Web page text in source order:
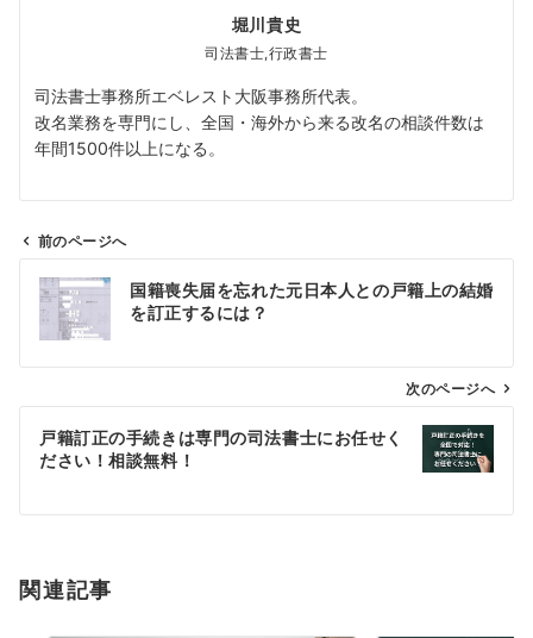
堀川貴史
司法書士,行政書士
司法書士事務所エベレスト大阪事務所代表。
改名業務を専門にし、全国・海外から来る改名の相談件数は
年間1500件以上になる。
ビ
ン
前のページへ
国籍喪失届を忘れた元日本人との戸籍上の結婚
を訂正するには？
次のページへ
戸籍訂正の手続きは専門の司法書士にお任せく
ださい！相談無料！
関連記事